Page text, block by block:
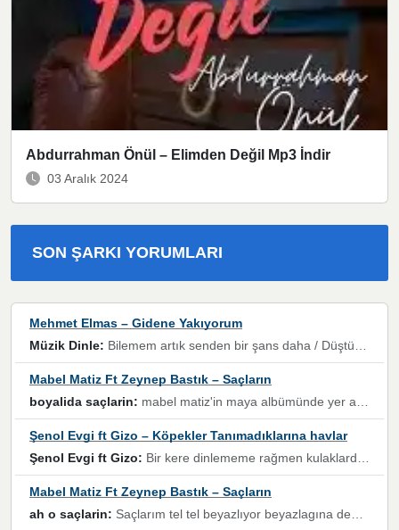
Abdurrahman Önül – Elimden Değil Mp3 İndir
03 Aralık 2024
SON ŞARKI YORUMLARI
Mehmet Elmas – Gidene Yakıyorum
Müzik Dinle: Bilemem artık senden bir şans daha / Düştüğün zaman ben olmayacağım yanında” dizeleri, artık geçmişin tekrarına izin verilmeyeceğini, kişisel sınırların çizildiğini gösteriyor.
Mabel Matiz Ft Zeynep Bastık – Saçların
boyalida saçlarin: mabel matiz'in maya albümünde yer alan güzellerden. parça da şarkı hani! müzikal altyapısına vurulduğum, sözlerinde kaybolduğum bir parça olmuş.
Şenol Evgi ft Gizo – Köpekler Tanımadıklarına havlar
Şenol Evgi ft Gizo: Bir kere dinlememe rağmen kulaklardan gitmiyor sen sen sen sen kurban ol sen sen sen sen hayran ol yükses ses müzik dinleme sebebisiniz canlar bomba gibi patladınız maşallah
Mabel Matiz Ft Zeynep Bastık – Saçların
ah o saçlarin: Saçlarım tel tel beyazlıyor beyazlagına degil yanımda sen yoksun ona üzülüyorum günler bir bir geçiyor geçen günlere değil sensiz geçen günlere darılıyorum,Dinledikce asla kavusamayacagim ama asla unutamicagim sevdiğim adam için yanar içim